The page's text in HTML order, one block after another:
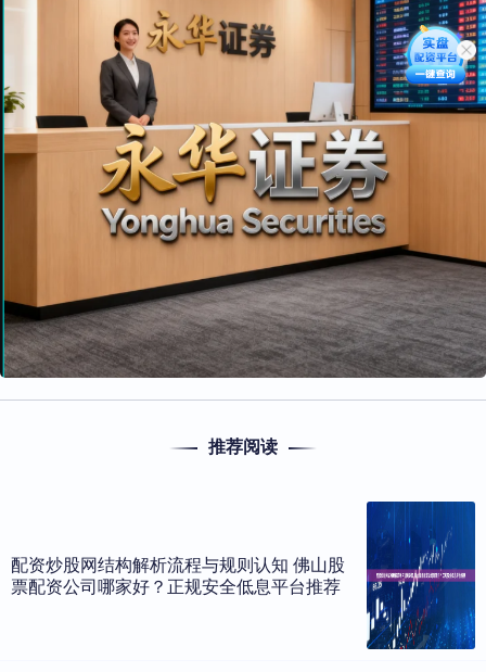
推荐阅读
配资炒股网结构解析流程与规则认知 佛山股
票配资公司哪家好？正规安全低息平台推荐